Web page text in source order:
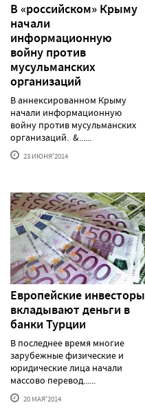
В «российском» Крыму
начали
информационную
войну против
мусульманских
организаций
В аннексированном Крыму
начали информационную
войну против мусульманских
организаций. &......
23 ИЮНЯ'2014
Европейские инвесторы
вкладывают деньги в
банки Турции
В последнее время многие
зарубежные физические и
юридические лица начали
массово перевод......
20 МАЯ'2014